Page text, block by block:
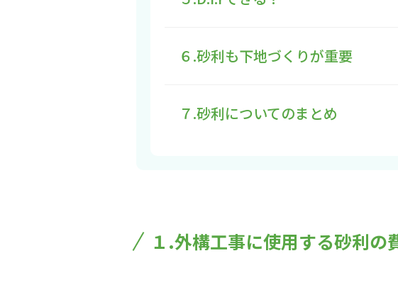
６.砂利も下地づくりが重要
７.砂利についてのまとめ
１.外構工事に使用する砂利の